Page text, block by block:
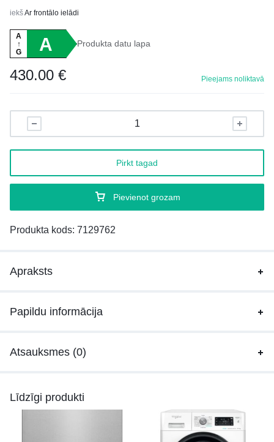
iekšAr frontālo ielādi
A
↑
G
A Produkta datu lapa
430.00 € Pieejams noliktavā
Pievienot grozam
Pirkt tagad
Produkta kods: 7129762
Apraksts
Papildu informācija
Atsauksmes (0)
Līdzīgi produkti